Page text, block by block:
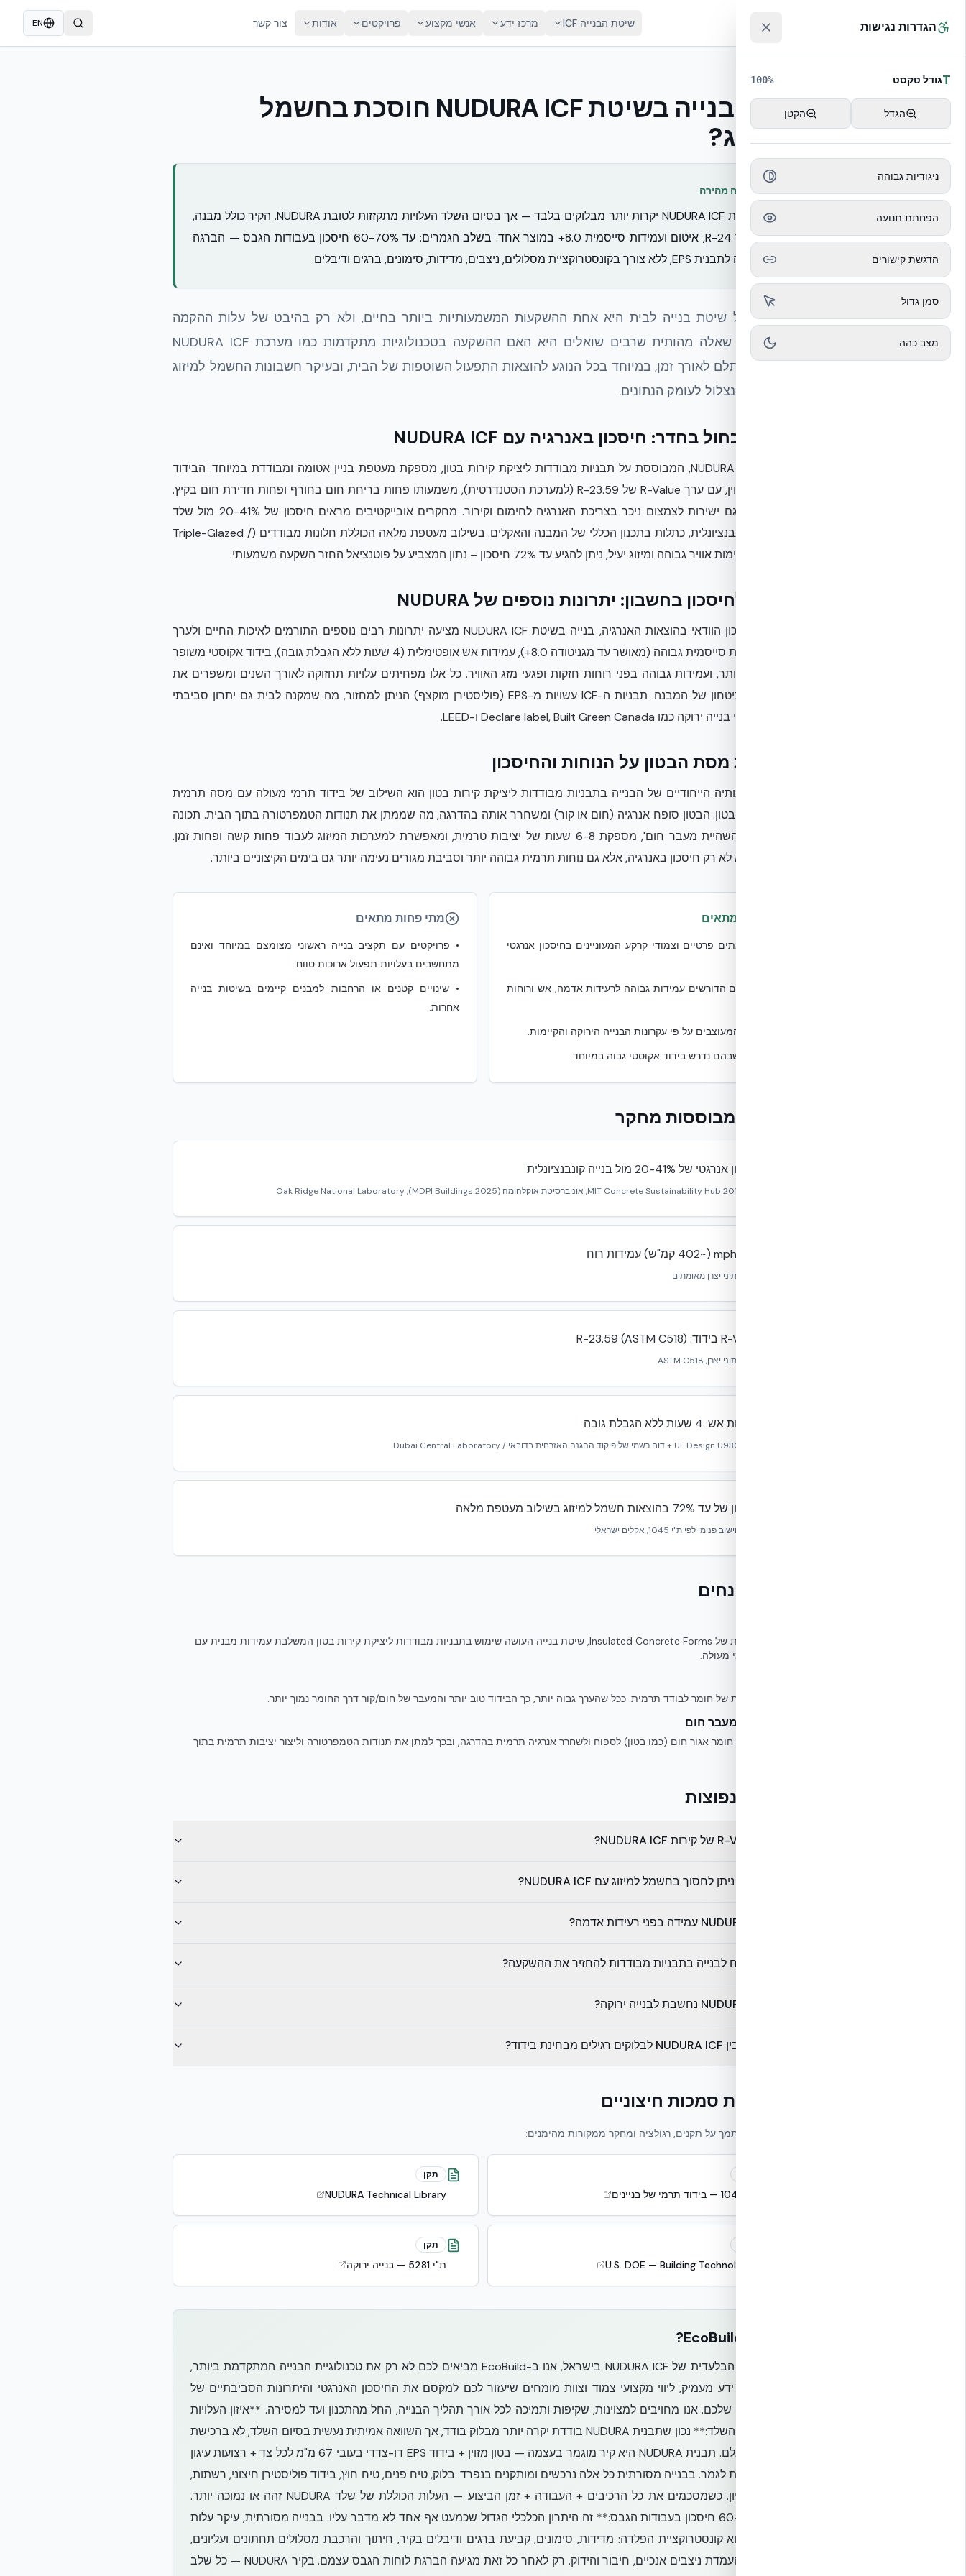
שיטת הבנייה ICF מרכז ידע אנשי מקצוע פרויקטים אודות צור קשר EN
decision
האם בנייה בשיטת NUDURA ICF חוסכת בחשמל
למיזוג?
תשובה מהירה
תבניות NUDURA ICF יקרות יותר מבלוקים בלבד — אך בסיום השלד העלויות מתקזזות לטובת NUDURA. הקיר כולל מבנה,
בידוד R-24, איטום ועמידות סייסמית 8.0+ במוצר אחד. בשלב הגמרים: עד 60-70% חיסכון בעבודות הגבס — הברגה
ישירה לתבנית EPS, ללא צורך בקונסטרוקציית מסלולים, ניצבים, מדידות, סימונים, ברגים ודיבלים.
החלטה על שיטת בנייה לבית היא אחת ההשקעות המשמעותיות ביותר בחיים, ולא רק בהיבט של עלות ההקמה
הראשונית. שאלה מהותית שרבים שואלים היא האם ההשקעה בטכנולוגיות מתקדמות כמו מערכת NUDURA ICF
באמת תשתלם לאורך זמן, במיוחד בכל הנוגע להוצאות התפעול השוטפות של הבית, ובעיקר חשבונות החשמל למיזוג
אוויר. בואו נצלול לעומק הנתונים.
הפיל הכחול בחדר: חיסכון באנרגיה עם NUDURA ICF
מערכת NUDURA ICF, המבוססת על תבניות מבודדות ליציקת קירות בטון, מספקת מעטפת בניין אטומה ומבודדת במיוחד. הבידוד
התרמי המצוין, עם ערך R-Value של R-23.59 (למערכת הסטנדרטית), משמעותו פחות בריחת חום בחורף ופחות חדירת חום בקיץ.
הדבר מתורגם ישירות לצמצום ניכר בצריכת האנרגיה לחימום וקירור. מחקרים אובייקטיבים מראים חיסכון של 20-41% מול שלד
עץ/בנייה קונבנציונלית, כתלות בתכנון הכללי של המבנה והאקלים. בשילוב מעטפת מלאה הכוללת חלונות מבודדים (Triple-Glazed /
מעבר לחיסכון בחשבון: יתרונות נוספים של NUDURA
מעבר לחיסכון הוודאי בהוצאות האנרגיה, בנייה בשיטת NUDURA ICF מציעה יתרונות רבים נוספים התורמים לאיכות החיים ולערך
הנכס: עמידות סייסמית גבוהה (מאושר עד מגניטודה 8.0+), עמידות אש אופטימלית (4 שעות ללא הגבלת גובה), בידוד אקוסטי משופר
לבית שקט יותר, ועמידות גבוהה בפני רוחות חזקות ופגעי מזג האוויר. כל אלו מפחיתים עלויות תחזוקה לאורך השנים ומשפרים את
היציבות והביטחון של המבנה. תבניות ה-ICF עשויות מ-EPS (פוליסטירן מוקצף) הניתן למחזור, מה שמקנה לבית גם יתרון סביבתי
וחיבור לתקני בנייה ירוקה כמו Declare label, Built Green Canada ו-LEED.
השפעת מסת הבטון על הנוחות והחיסכון
אחד מיתרונותיה הייחודיים של הבנייה בתבניות מבודדות ליציקת קירות בטון הוא השילוב של בידוד תרמי מעולה עם מסה תרמית
גבוהה של הבטון. הבטון סופח אנרגיה (חום או קור) ומשחרר אותה בהדרגה, מה שממתן את תנודות הטמפרטורה בתוך הבית. תכונה
זו, המכונה 'השהיית מעבר חום', מספקת 6-8 שעות של יציבות טרמית, ומאפשרת למערכות המיזוג לעבוד פחות קשה ופחות זמן.
התוצאה היא לא רק חיסכון באנרגיה, אלא גם נוחות תרמית גבוהה יותר וסביבת מגורים נעימה יותר גם בימים הקיצוניים ביותר.
מתי מתאים
בניית בתים פרטיים וצמודי קרקע המעוניינים בחיסכון אנרגטי
פרויקטים הדורשים עמידות גבוהה לרעידות אדמה, אש ורוחות
מבנים המעוצבים על פי עקרונות הבנייה הירוקה והקיימות.
מבנים שבהם נדרש בידוד אקוסטי גבוה במיוחד.
מתי פחות מתאים
• פרויקטים עם תקציב בנייה ראשוני מצומצם במיוחד ואינם
מתחשבים בעלויות תפעול ארוכות טווח.
•שינויים קטנים או הרחבות למבנים קיימים בשיטות בנייה
אחרות.
עובדות מבוססות מחקר
חיסכון אנרגטי של 20-41% מול בנייה קונבנציונלית
MIT Concrete Sustainability Hub 2011, אוניברסיטת אוקלהומה (MDPI Buildings 2025), Oak Ridge National Laboratory
נתוני יצרן מאומתים
R-Value בידוד: R-23.59 (ASTM C518)
נתוני יצרן, ASTM C518
עמידות אש: 4 שעות ללא הגבלת גובה
UL Design U930 + דוח רשמי של פיקוד ההגנה האזרחית בדובאי / Dubai Central Laboratory
חיסכון של עד 72% בהוצאות חשמל למיזוג בשילוב מעטפת מלאה
חישוב פנימי לפי ת"י 1045, אקלים ישראלי
מילון מונחים
ראשי תיבות של Insulated Concrete Forms, שיטת בנייה העושה שימוש בתבניות מבודדות ליציקת קירות בטון המשלבת עמידות מבנית עם
בידוד תרמי מעולה.
מדד ליכולת של חומר לבודד תרמית. ככל שהערך גבוה יותר, כך הבידוד טוב יותר והמעבר של חום/קור דרך החומר נמוך יותר.
השהיית מעבר חום
היכולת של חומר אגור חום (כמו בטון) לספוח ולשחרר אנרגיה תרמית בהדרגה, ובכך למתן את תנודות הטמפרטורה וליצור יציבות תרמית בתוך
שאלות נפוצות
כמה אחוזים ניתן לחסוך בחשמל למיזוג עם NUDURA ICF?
כמה זמן לוקח לבנייה בתבניות מבודדות להחזיר את ההשקעה?
מה ההבדל בין NUDURA ICF לבלוקים רגילים מבחינת בידוד?
מקורות סמכות חיצוניים
מאמר זה מסתמך על תקנים, רגולציה ומחקר ממקורות מהימנים:
תקן
NUDURA Technical Library
U.S. DOE — Building Technologies
תקן
ת"י 5281 — בנייה ירוקה
כמפיצה הבלעדית של NUDURA ICF בישראל, אנו ב-EcoBuild מביאים לכם לא רק את טכנולוגיית הבנייה המתקדמת ביותר,
אלא גם ידע מעמיק, ליווי מקצועי צמוד וצוות מומחים שיעזור לכם למקסם את החיסכון האנרגטי והיתרונות הסביבתיים של
הפרויקט שלכם. אנו מחויבים למצוינות, שקיפות ותמיכה לכל אורך תהליך הבנייה, החל מהתכנון ועד למסירה. **איזון העלויות
עד סיום השלד:** נכון שתבנית NUDURA בודדת יקרה יותר מבלוק בודד, אך השוואה אמיתית נעשית בסיום השלד, לא ברכישת
חומר הגלם. תבנית NUDURA היא קיר מוגמר בעצמה — בטון מזוין + בידוד EPS דו-צדדי בעובי 67 מ"מ לכל צד + רצועות עיגון
פולימריות לגמר. בבנייה מסורתית כל אלה נרכשים ומותקנים בנפרד: בלוק, טיח פנים, טיח חוץ, בידוד פוליסטירן חיצוני, רשתות,
פינות, וזיון. כשמסכמים את כל הרכיבים + העבודה + זמן הביצוע — העלות הכוללת של שלד NUDURA זהה או נמוכה יותר.
**60-70% חיסכון בעבודות הגבס:** זה היתרון הכלכלי הגדול שכמעט אף אחד לא מדבר עליו. בבנייה מסורתית, עיקר עלות
הגבס הוא קונסטרוקציית הפלדה: מדידות, סימונים, קביעת ברגים ודיבלים בקיר, חיתוך והרכבת מסלולים תחתונים ועליונים,
חיתוך והעמדת ניצבים אנכיים, חיבור והידוק. רק לאחר כל זאת מגיעה הברגת לוחות הגבס עצמם. בקיר NUDURA — כל שלב
הגדרות נגישות
Tגודל טקסט 100%
הגדל הקטן
ניגודיות גבוהה
הפחתת תנועה
הדגשת קישורים
סמן גדול
מצב כהה